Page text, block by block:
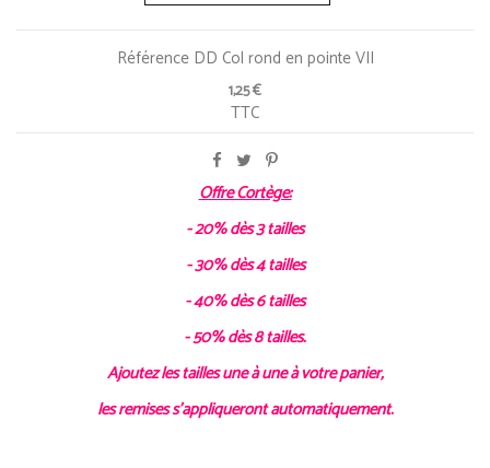
Référence DD Col rond en pointe VII
1,25 €
TTC
Offre Cortège:
- 20% dès 3 tailles
- 30% dès 4 tailles
- 40% dès 6 tailles
- 50% dès 8 tailles.
Ajoutez les tailles une à une à votre panier,
les remises s'appliqueront automatiquement.